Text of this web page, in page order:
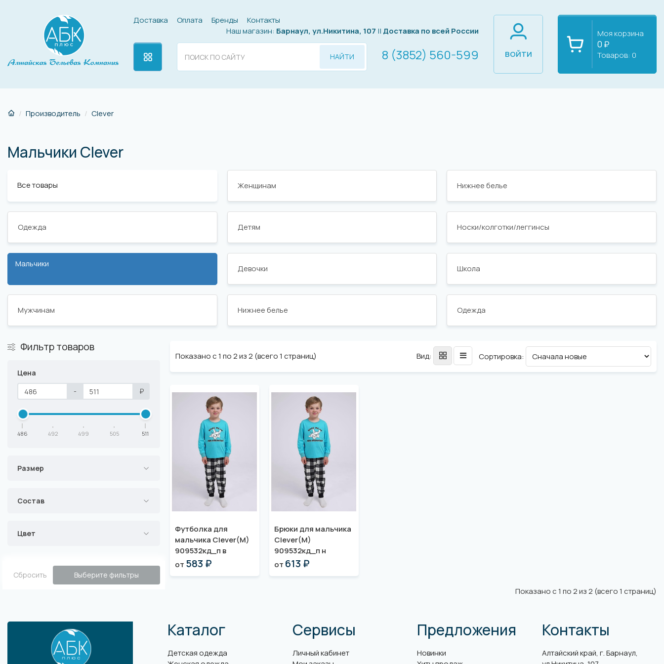
Доставка Оплата Бренды
Контакты
Наш магазин: Барнаул, ул.Никитина, 107 || Доставка по всей России
НАЙТИ 8 (3852) 560-599 ВОЙТИ
Моя корзина
0 ₽
Товаров: 0
Производитель Сlever
Мальчики Сlever
Все товары Женщинам Нижнее белье
Одежда Детям Носки/колготки/леггинсы
Мальчики Девочки Школа
Мужчинам Нижнее белье Одежда
Фильтр товаров
Цена
-
₽
486 492 499 505 511
Размер
Состав
Цвет
Сбросить Выберите фильтры
Показано с 1 по 2 из 2 (всего 1 страниц) Вид: Сортировка:
Футболка для
мальчика Clever(M)
909532кд_п в
от 583 ₽
Брюки для мальчика
Clever(M)
909532кд_п н
от 613 ₽
Показано с 1 по 2 из 2 (всего 1 страниц)
Каталог
Детская одежда
Сервисы
Личный кабинет
Предложения
Новинки
Контакты
Алтайский край, г. Барнаул,